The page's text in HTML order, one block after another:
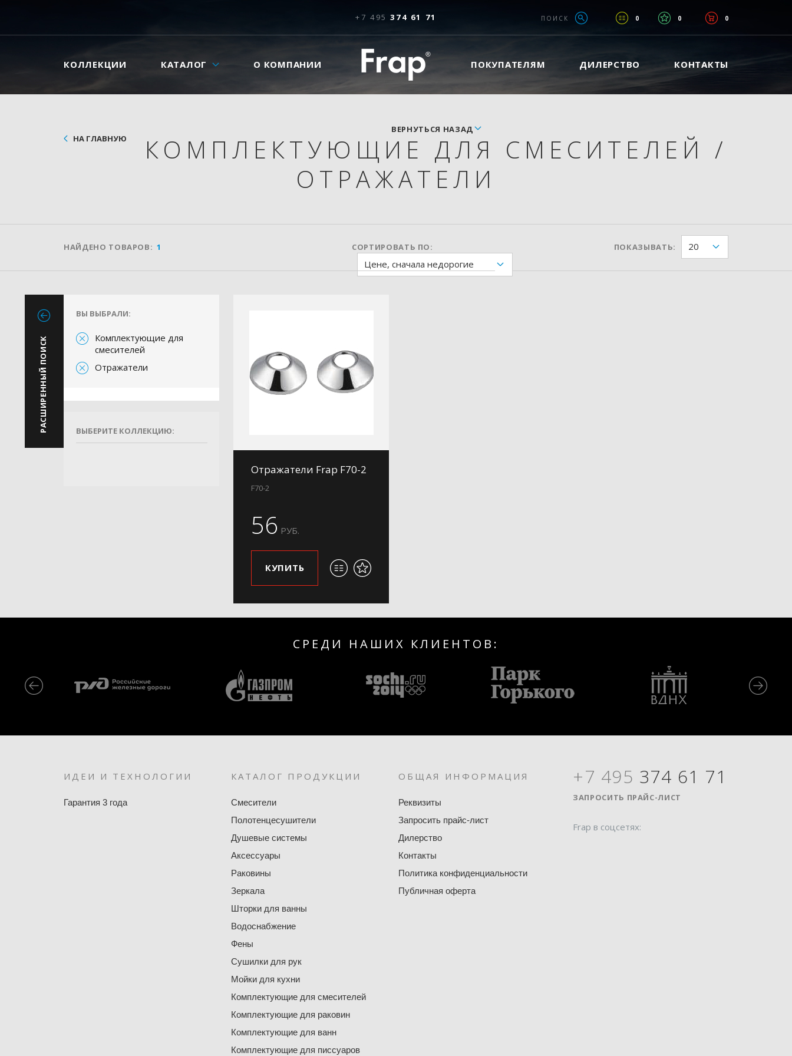
+7 495 374 61 71 0 0 0
ПОИСК
КОЛЛЕКЦИИ КАТАЛОГ О КОМПАНИИ ПОКУПАТЕЛЯМ ДИЛЕРСТВО КОНТАКТЫ
НА ГЛАВНУЮ
ВЕРНУТЬСЯ НАЗАД
КОМПЛЕКТУЮЩИЕ ДЛЯ СМЕСИТЕЛЕЙ /
ОТРАЖАТЕЛИ
НАЙДЕНО ТОВАРОВ: 1 СОРТИРОВАТЬ ПО:
Цене, сначала недорогие
ПОКАЗЫВАТЬ: 20
РАСШИРЕННЫЙ ПОИСК
ВЫ ВЫБРАЛИ:
Комплектующие для
смесителей
Отражатели
ВЫБЕРИТЕ КОЛЛЕКЦИЮ:
Отражатели Frap F70-2
F70-2
56 РУБ.
КУПИТЬ
СРЕДИ НАШИХ КЛИЕНТОВ:
ИДЕИ И ТЕХНОЛОГИИ
Гарантия 3 года
КАТАЛОГ ПРОДУКЦИИ
Смесители
Полотенцесушители
Душевые системы
Аксессуары
Раковины
Зеркала
Шторки для ванны
Водоснабжение
Фены
Сушилки для рук
Мойки для кухни
Комплектующие для смесителей
Комплектующие для раковин
Комплектующие для ванн
Комплектующие для писсуаров
ОБЩАЯ ИНФОРМАЦИЯ
Реквизиты
Запросить прайс-лист
Дилерство
Контакты
Политика конфиденциальности
Публичная оферта
+7 495 374 61 71
ЗАПРОСИТЬ ПРАЙС-ЛИСТ
Frap в соцсетях: